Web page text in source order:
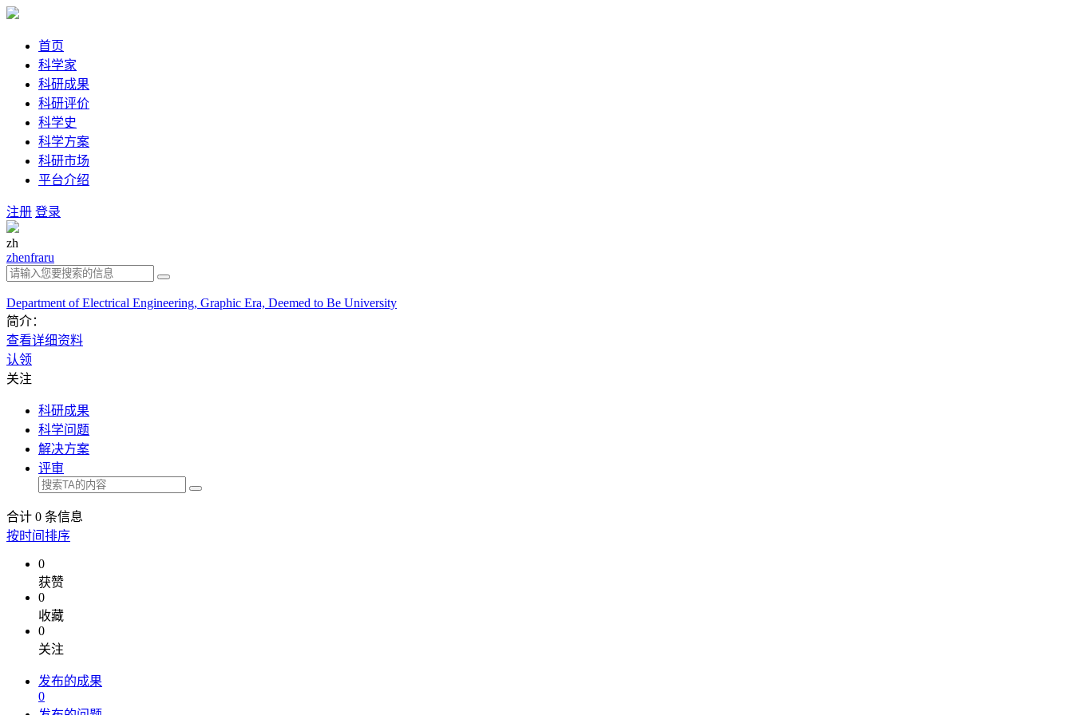
首页
科学家
科研成果
科研评价
科学史
科学方案
科研市场
平台介绍
注册 登录
zh
zhenfraru
Department of Electrical Engineering, Graphic Era, Deemed to Be University
简介：
查看详细资料
认领
关注
科研成果
科学问题
解决方案
评审
合计 0 条信息
按时间排序
0
获赞
0
收藏
0
关注
发布的成果
0